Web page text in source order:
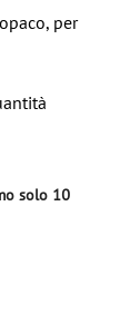
per
solo 10